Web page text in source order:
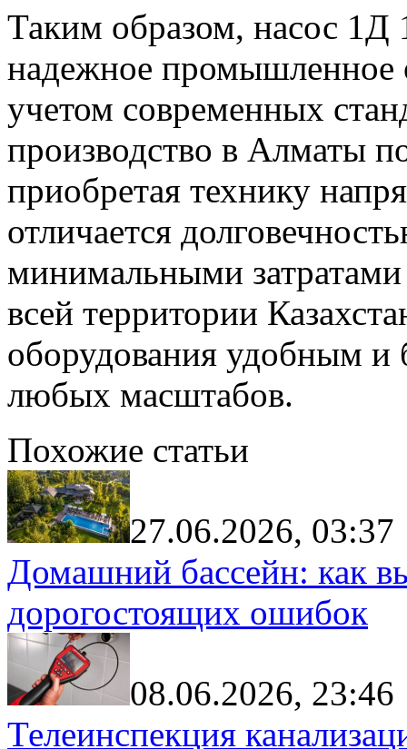
Таким образом, насос 1Д
надежное промышленное
учетом современных
производство в Алматы
приобретая технику
отличается
минимальными
всей территории
оборудования удобным
любых масштабов.
Похожие статьи
27.06.2026, 03:37
Домашний бассейн: как
дорогостоящих ошибок
08.06.2026, 23:46
Телеинспекция